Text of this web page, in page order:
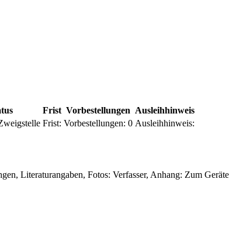
Frist Vorbestellungen Ausleihhinweis
Frist: Vorbestellungen: 0 Ausleihhinweis:
Literaturangaben, Fotos: Verfasser, Anhang: Zum